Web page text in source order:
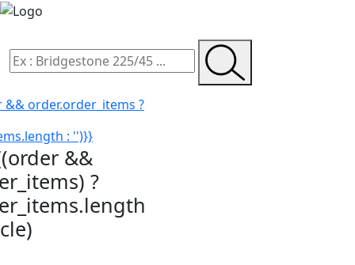
order.order_items ?
: '')}}
&&
?